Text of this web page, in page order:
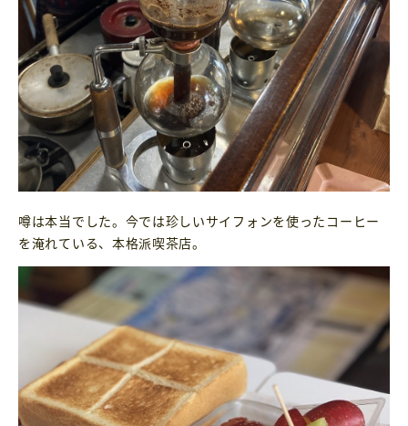
噂は本当でした。今では珍しいサイフォンを使ったコーヒー
を淹れている、本格派喫茶店。